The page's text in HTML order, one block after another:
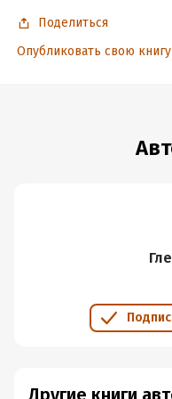
Время на чтение:
Поделиться
Опубликовать свою книгу
Другие книги